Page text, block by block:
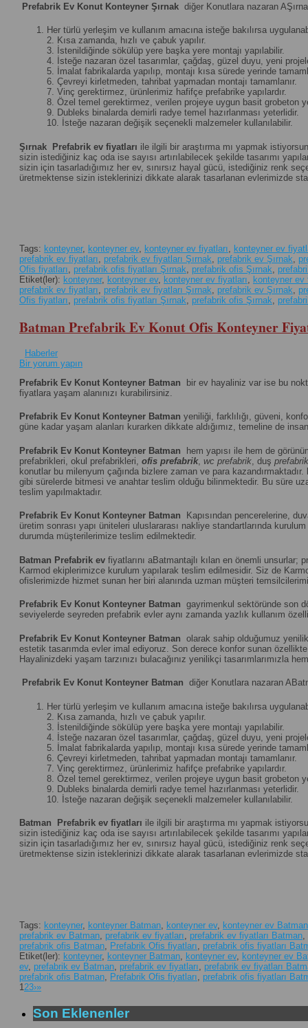
Prefabrik Ev Konut Konteyner Şırnak diğer Konutlara nazaran
Her türlü yerleşim ve kullanım amacına isteğe bakılırsa
2. Kısa zamanda, hızlı ve çabuk yapılır.
3. İstenildiğinde sökülüp yere başka yere montajı yapılabilir.
4. İsteğe nazaran özel tasarımlar, çağdaş, güzel duyu, yeni
5. İmalat fabrikalarda yapılıp, montajı kısa sürede yerinde
6. Çevreyi kirletmeden, tahribat yapmadan montajı tamamlanır.
7. Vinç gerektirmez, ürünlerimiz hafifçe prefabrike yapılardır.
8. Özel temel gerektirmez, verilen projeye uygun basit grobeton
9. Dubleks binalarda demirli radye temel hazırlanması yeterlidir.
10. İsteğe nazaran değişik seçenekli malzemeler kullanılabilir.
Şırnak Prefabrik ev fiyatları ile ilgili bir araştırma mı yapmak
sizin istediğiniz kaç oda ise sayısı artırılabilecek şekilde tasarımı
sizin için tasarladığımız her ev, sınırsız hayal gücü, istediğiniz renk
üretmektense sizin isteklerinizi dikkate alarak tasarlanan evlerimizde
Tags: konteyner, konteyner ev, konteyner ev fiyatları, konteyner ev
prefabrik ev fiyatları, prefabrik ev fiyatları Şırnak, prefabrik ev Şırnak,
Ofis fiyatları, prefabrik ofis fiyatları Şırnak, prefabrik ofis Şırnak,
Etiket(ler): konteyner, konteyner ev, konteyner ev fiyatları, konteyner ev
prefabrik ev fiyatları, prefabrik ev fiyatları Şırnak, prefabrik ev Şırnak,
Ofis fiyatları, prefabrik ofis fiyatları Şırnak, prefabrik ofis Şırnak,
Batman Prefabrik Ev Konut Ofis Konteyner
Haberler
Bir yorum yapın
Prefabrik Ev Konut Konteyner Batman bir ev hayaliniz var ise bu
fiyatlara yaşam alanınızı kurabilirsiniz.
Prefabrik Ev Konut Konteyner Batman yeniliği, farklılığı, güveni,
güne kadar yaşam alanları kurarken dikkate aldığımız, temeline de
Prefabrik Ev Konut Konteyner Batman hem yapısı ile hem de
prefabrikleri, okul prefabrikleri, ofis prefabrik, wc prefabrik , duş prefabrik
konutlar bu milenyum çağında bizlere zaman ve para kazandırmaktadır.
gibi sürelerde bitmesi ve anahtar teslim olduğu bilinmektedir. Bu süre
teslim yapılmaktadır.
Prefabrik Ev Konut Konteyner Batman Kapısından pencerelerine,
üretim sonrası yapı üniteleri uluslararası nakliye standartlarında
durumda müşterilerimize teslim edilmektedir.
Batman Prefabrik ev fiyatlarını aBatmantajlı kılan en önemli unsurlar;
Karmod ekiplerimizce kurulum yapılarak teslim edilmesidir. Siz de
ofislerimizde hizmet sunan her biri alanında uzman müşteri
Prefabrik Ev Konut Konteyner Batman gayrimenkul sektöründe son
seviyelerde seyreden prefabrik evler aynı zamanda yazlık kullanım
Prefabrik Ev Konut Konteyner Batman olarak sahip olduğumuz
estetik tasarımda evler imal ediyoruz. Son derece konfor sunan
Hayalinizdeki yaşam tarzınızı bulacağınız yenilikçi tasarımlarımızla
Prefabrik Ev Konut Konteyner Batman diğer Konutlara nazaran
Her türlü yerleşim ve kullanım amacına isteğe bakılırsa
2. Kısa zamanda, hızlı ve çabuk yapılır.
3. İstenildiğinde sökülüp yere başka yere montajı yapılabilir.
4. İsteğe nazaran özel tasarımlar, çağdaş, güzel duyu, yeni
5. İmalat fabrikalarda yapılıp, montajı kısa sürede yerinde
6. Çevreyi kirletmeden, tahribat yapmadan montajı tamamlanır.
7. Vinç gerektirmez, ürünlerimiz hafifçe prefabrike yapılardır.
8. Özel temel gerektirmez, verilen projeye uygun basit grobeton
9. Dubleks binalarda demirli radye temel hazırlanması yeterlidir.
10. İsteğe nazaran değişik seçenekli malzemeler kullanılabilir.
Batman Prefabrik ev fiyatları ile ilgili bir araştırma mı yapmak
sizin istediğiniz kaç oda ise sayısı artırılabilecek şekilde tasarımı
sizin için tasarladığımız her ev, sınırsız hayal gücü, istediğiniz renk
üretmektense sizin isteklerinizi dikkate alarak tasarlanan evlerimizde
Tags: konteyner, konteyner Batman konteyner ev, konteyner ev Batman
prefabrik ev Batman prefabrik ev fiyatları prefabrik ev fiyatları Batman
prefabrik ofis Batman
Prefabrik Ofis fiyatları
prefabrik ofis fiyatları
Etiket(ler): konteyner, konteyner Batman konteyner ev, konteyner ev
ev, prefabrik ev Batman prefabrik ev fiyatları
prefabrik ev fiyatları
prefabrik ofis Batman
Prefabrik Ofis fiyatları
prefabrik ofis fiyatları
1 23›»
Son Eklenenler